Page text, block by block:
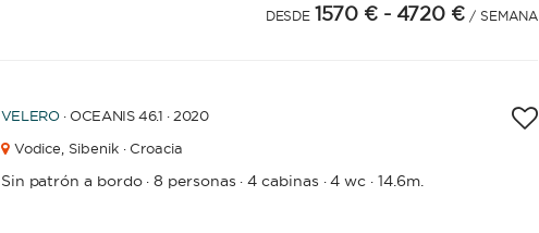
DESDE 1570 € - 4720 € / SEMANA
VELERO · OCEANIS 46.1 · 2020
Vodice, Sibenik · Croacia
Sin patrón a bordo·8 personas ·4 cabinas ·4 wc · 14.6m.